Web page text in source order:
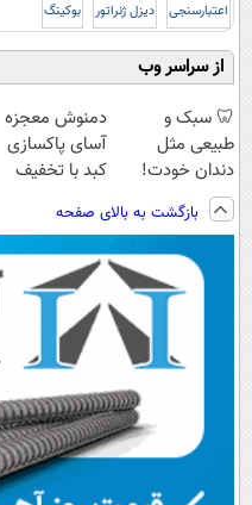
اعتبارسنجی دیزل ژنراتور بوکینگ
از سراسر وب
🦷 سبک و
طبیعی مثل
دندان خودت!
نصب آسان و
پرداخت اقساطی
💳 📍 تهران
دمنوش معجزه
آسای پاکسازی
کبد با تخفیف
بازگشت به بالای صفحه